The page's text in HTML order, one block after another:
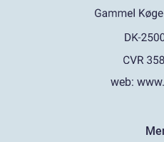
web: